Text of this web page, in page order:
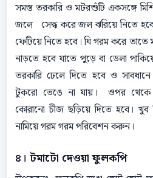
সমস্ত তরকারি ও মটরশুঁটি একসঙ্গে
জলে সেদ্ধ করে জল ঝরিয়ে নিতে
ফেটিয়ে নিতে হবে। ঘি গরম করে তাতে
নাড়তে হবে যাতে পুড়ে বা ডেলা
তরকারি ঢেলে দিতে হবে ও
টুকরো ভেঙে না যায়। ওপর থেকে
কোরানো চীজ ছড়িয়ে দিতে হবে।
নামিয়ে গরম গরম পরিবেশন করুন।
৪। টমাটো দেওয়া ফুলকপি